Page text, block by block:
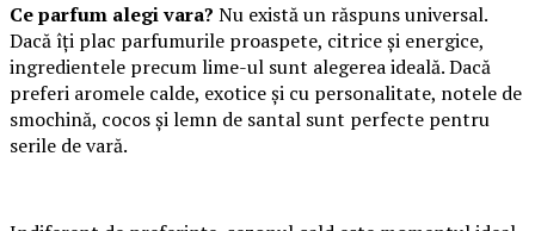
Ce parfum alegi vara? Nu există un răspuns universal.
Dacă îți plac parfumurile proaspete, citrice și energice,
ingredientele precum lime-ul sunt alegerea ideală. Dacă
preferi aromele calde, exotice și cu personalitate, notele de
smochină, cocos și lemn de santal sunt perfecte pentru
serile de vară.